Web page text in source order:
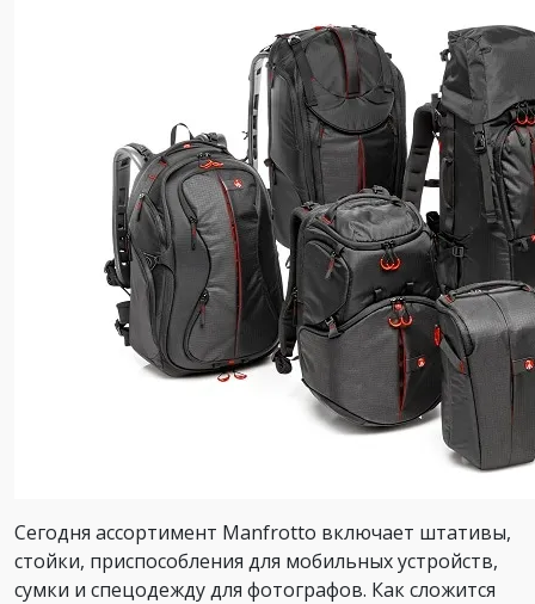
Сегодня ассортимент Manfrotto включает штативы,
стойки, приспособления для мобильных устройств,
сумки и спецодежду для фотографов. Как сложится